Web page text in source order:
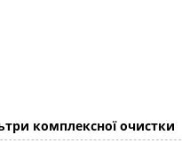
комплексної очистки